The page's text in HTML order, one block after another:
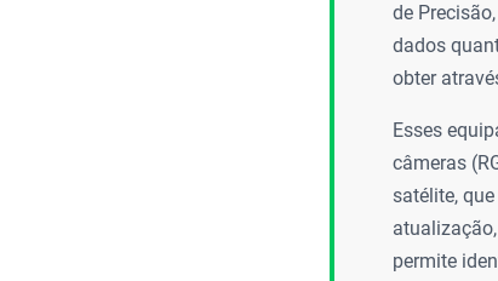
de
dados
obter
Esses
câmeras
satélite,
permite